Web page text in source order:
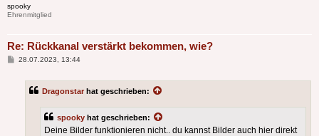
spooky
Ehrenmitglied
Re: Rückkanal verstärkt bekommen, wie?
Beitrag
28.07.2023, 13:44
Dragonstar hat geschrieben:
spooky hat geschrieben:
Deine Bilder funktionieren nicht.. du kannst Bilder auch hier direkt